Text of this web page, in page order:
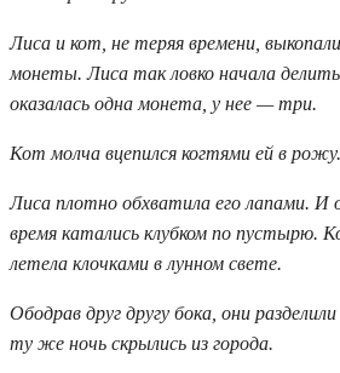
Лиса и кот, не теряя времени,
монеты. Лиса так ловко начала
оказалась одна монета, у нее — три.
Кот молча вцепился когтями ей в рожу.
Лиса плотно обхватила его лапами. И
время катались клубком по пустырю.
летела клочками в лунном свете.
Ободрав друг другу бока, они
ту же ночь скрылись из города.